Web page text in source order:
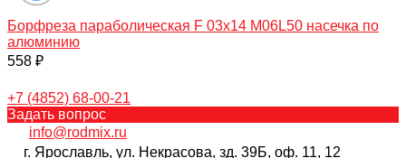
Борфреза параболическая F 03х14 M06L50 насечка по
алюминию
558 ₽
+7 (4852) 68-00-21
Задать вопрос
info@rodmix.ru
г. Ярославль, ул. Некрасова, зд. 39Б, оф. 11, 12